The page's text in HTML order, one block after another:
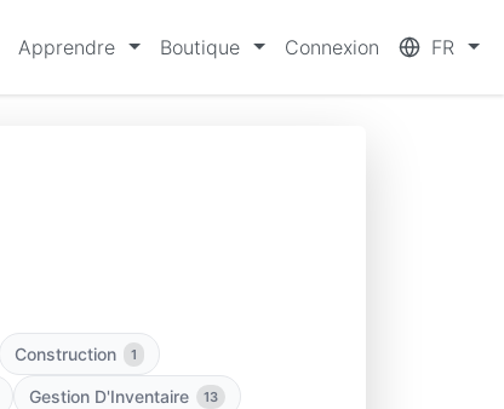
Apprendre Boutique Connexion FR
Construction 1
Gestion D'Inventaire 13